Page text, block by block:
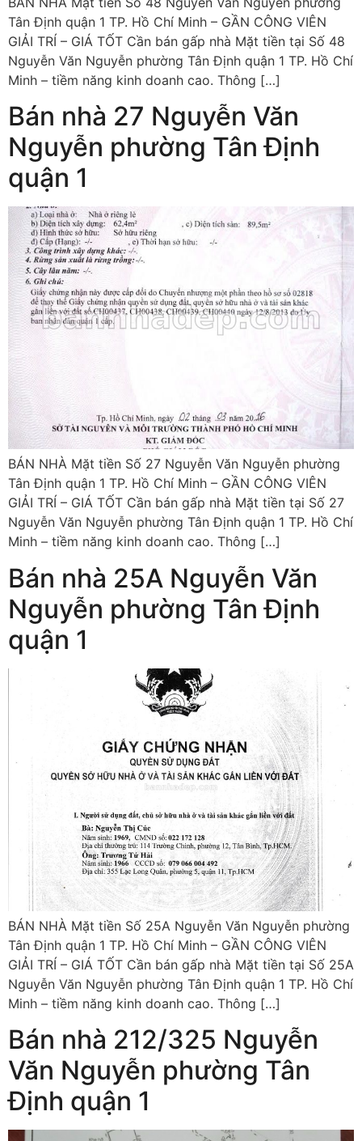
Tân Định quận 1 TP. Hồ Chí Minh – GẦN CÔNG VIÊN
GIẢI TRÍ – GIÁ TỐT Cần bán gấp nhà Mặt tiền tại Số 48
Nguyễn Văn Nguyễn phường Tân Định quận 1 TP. Hồ Chí
Minh – tiềm năng kinh doanh cao. Thông […]
Bán nhà 27 Nguyễn Văn
Nguyễn phường Tân Định
quận 1
BÁN NHÀ Mặt tiền Số 27 Nguyễn Văn Nguyễn phường
Tân Định quận 1 TP. Hồ Chí Minh – GẦN CÔNG VIÊN
GIẢI TRÍ – GIÁ TỐT Cần bán gấp nhà Mặt tiền tại Số 27
Nguyễn Văn Nguyễn phường Tân Định quận 1 TP. Hồ Chí
Minh – tiềm năng kinh doanh cao. Thông […]
Bán nhà 25A Nguyễn Văn
Nguyễn phường Tân Định
quận 1
BÁN NHÀ Mặt tiền Số 25A Nguyễn Văn Nguyễn phường
Tân Định quận 1 TP. Hồ Chí Minh – GẦN CÔNG VIÊN
GIẢI TRÍ – GIÁ TỐT Cần bán gấp nhà Mặt tiền tại Số 25A
Nguyễn Văn Nguyễn phường Tân Định quận 1 TP. Hồ Chí
Minh – tiềm năng kinh doanh cao. Thông […]
Bán nhà 212/325 Nguyễn
Văn Nguyễn phường Tân
Định quận 1